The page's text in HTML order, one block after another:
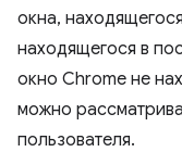
окна,
находящегося в
окно Chrome не
можно
пользователя.